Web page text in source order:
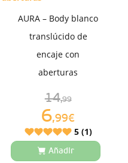
AURA – Body blanco
translúcido de
encaje con
aberturas
14,99
6,99€
5 (1)
Añadir